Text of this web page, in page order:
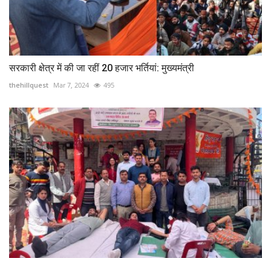
सरकारी क्षेत्र में की जा रहीं 20 हजार भर्तियां: मुख्यमंत्री
thehillquest Mar 7, 2024 495